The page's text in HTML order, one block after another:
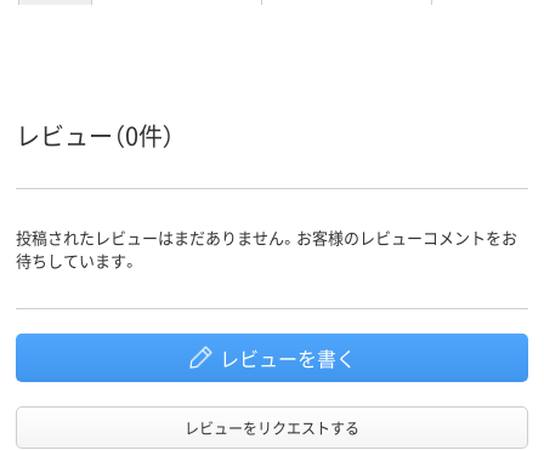
レビュー（0件）
投稿されたレビューはまだありません。お客様のレビューコメントをお
待ちしています。
レビューを書く
レビューをリクエストする